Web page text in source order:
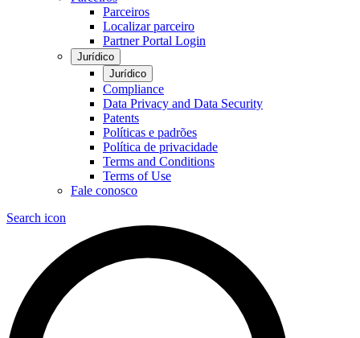
Parceiros
Localizar parceiro
Partner Portal Login
Jurídico
Jurídico
Compliance
Data Privacy and Data Security
Patents
Políticas e padrões
Política de privacidade
Terms and Conditions
Terms of Use
Fale conosco
Search icon